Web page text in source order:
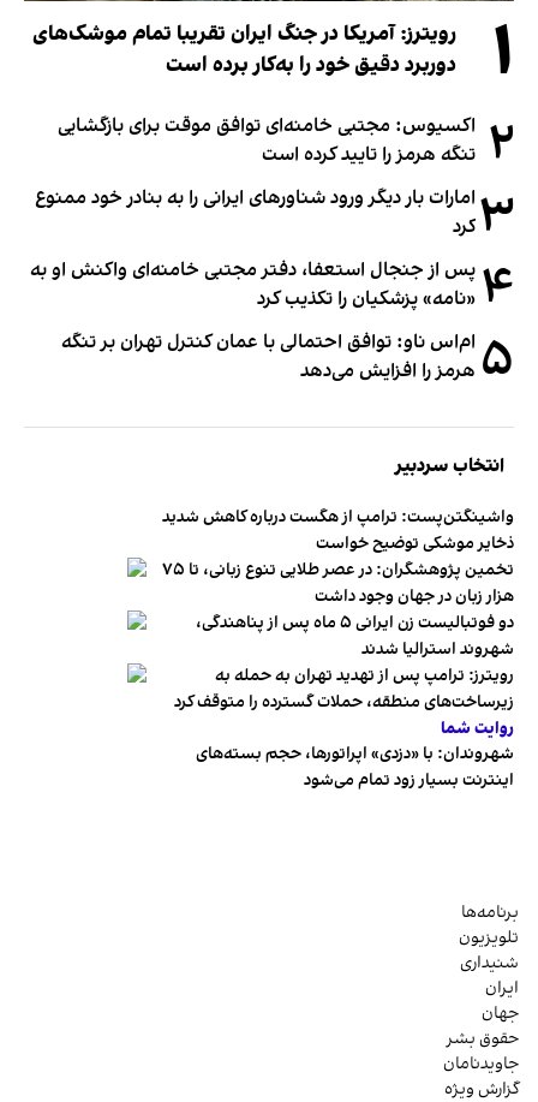
۱
رویترز: آمریکا در جنگ ایران تقریبا تمام موشک‌های
دوربرد دقیق خود را به‌کار برده است
۲ اکسیوس: مجتبی خامنه‌ای توافق موقت برای بازگشایی
تنگه هرمز را تایید کرده است
۳ امارات بار دیگر ورود شناورهای ایرانی را به بنادر خود ممنوع
کرد
۴ پس از جنجال استعفا، دفتر مجتبی خامنه‌ای واکنش او به
«نامه» پزشکیان را تکذیب کرد
۵ ام‌اس ناو: توافق احتمالی با عمان کنترل تهران بر تنگه
هرمز را افزایش می‌دهد
انتخاب سردبیر
واشینگتن‌پست: ترامپ از هگست درباره کاهش شدید
ذخایر موشکی توضیح خواست
تخمین پژوهشگران: در عصر طلایی تنوع زبانی، تا ۷۵
هزار زبان در جهان وجود داشت
دو فوتبالیست زن ایرانی ۵ ماه پس از پناهندگی،
شهروند استرالیا شدند
رویترز: ترامپ پس از تهدید تهران به حمله به
زیرساخت‌های منطقه، حملات گسترده را متوقف کرد
روایت شما
شهروندان:‌ با «دزدی» اپراتورها، حجم بسته‌های
اینترنت بسیار زود تمام می‌شود
برنامه‌ها
تلویزیون
شنیداری
ایران
جهان
حقوق بشر
جاویدنامان
گزارش ویژه